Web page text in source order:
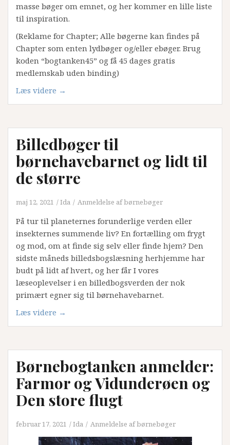
masse bøger om emnet, og her kommer en lille liste
til inspiration.
(Reklame for Chapter; Alle bøgerne kan findes på
Chapter som enten lydbøger og/eller ebøger. Brug
koden “bogtanken45” og få 45 dages gratis
medlemskab uden binding)
Læs videre “Bøger
til
om
skolestart”
→
Billedbøger til
børnehavebarnet og lidt til
de større
maj 12, 2021 Ida Anmeldelse af børnebøger
På tur til planeternes forunderlige verden eller
insekternes summende liv? En fortælling om frygt
og mod, om at finde sig selv eller finde hjem? Den
sidste måneds billedsbogslæsning herhjemme har
budt på lidt af hvert, og her får I vores
læseoplevelser i en billedbogsverden der nok
primært egner sig til børnehavebarnet.
Læs videre “Billedbøger
til
og
lidt
til
de
større”
→
Børnebogtanken anmelder:
Farmor og Vidunderøen og
Den store flugt
februar 17, 2021 Ida Anmeldelse af børnebøger